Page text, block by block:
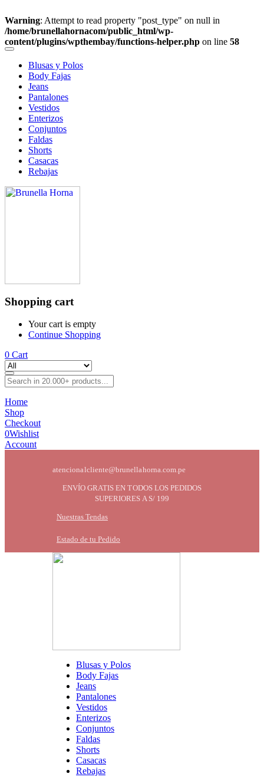
Warning: Attempt to read property "post_type" on null in
/home/brunellahornacom/public_html/wp-
content/plugins/wpthembay/functions-helper.php on line 58
Blusas y Polos
Body Fajas
Jeans
Pantalones
Vestidos
Enterizos
Conjuntos
Faldas
Shorts
Casacas
Rebajas
Shopping cart
Your cart is empty
Continue Shopping
0 Cart
Home
Shop
Checkout
0Wishlist
Account
atencionalcliente@brunellahorna.com.pe
ENVÍO GRATIS EN TODOS LOS PEDIDOS
SUPERIORES A S/ 199
Nuestras Tendas
Estado de tu Pedido
Blusas y Polos
Body Fajas
Jeans
Pantalones
Vestidos
Enterizos
Conjuntos
Faldas
Shorts
Casacas
Rebajas